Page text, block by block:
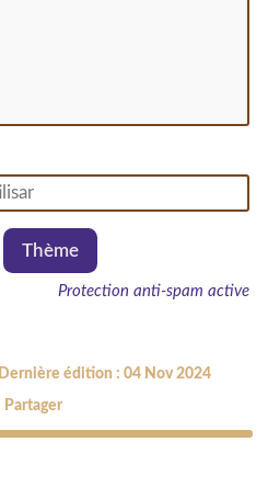
Thème
Protection anti-spam active
Dernière édition : 04 Nov 2024
Partager